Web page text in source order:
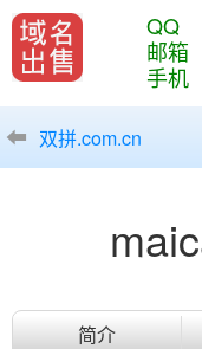
QQ
邮箱
手机
双拼.com.cn
简介